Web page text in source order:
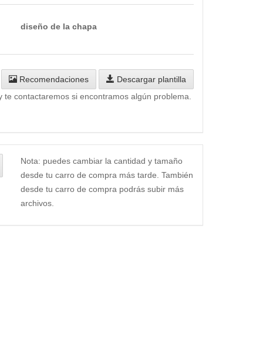
diseño de la chapa
Recomendaciones
Descargar plantilla
contactaremos si encontramos algún problema.
Nota: puedes cambiar la cantidad y tamaño
desde tu carro de compra más tarde. También
desde tu carro de compra podrás subir más
archivos.